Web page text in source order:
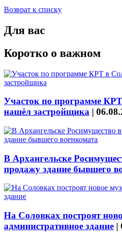
Возврат к списку
Для вас
Коротко о важном
Участок по программе
нашёл застройщика |
В Архангельске
продажу здание бывшего
На Соловках построят
административное здание |